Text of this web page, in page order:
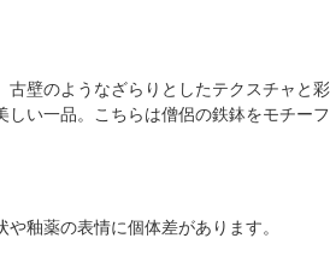
古壁のようなざらりとしたテクスチャと彩
しい一品。こちらは僧侶の鉄鉢をモチーフ
釉薬の表情に個体差があります。